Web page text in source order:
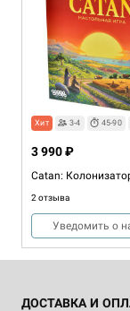
Хит 3-4 45-90
Catan:
2 отзыва
3 990 ₽
Уведомить о
ДОСТАВКА И